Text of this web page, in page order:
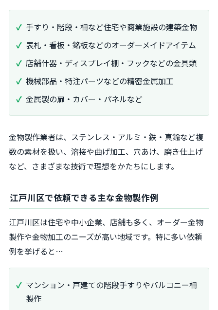
手すり・階段・柵など住宅や商業施設の建築金物
表札・看板・銘板などのオーダーメイドアイテム
店舗什器・ディスプレイ棚・フックなどの金具類
機械部品・特注パーツなどの精密金属加工
金属製の扉・カバー・パネルなど
金物製作業者は、ステンレス・アルミ・鉄・真鍮など複
数の素材を扱い、溶接や曲げ加工、穴あけ、磨き仕上げ
など、さまざまな技術で理想をかたちにします。
江戸川区で依頼できる主な金物製作例
江戸川区は住宅や中小企業、店舗も多く、オーダー金物
製作や金物加工のニーズが高い地域です。特に多い依頼
例を挙げると…
マンション・戸建ての階段手すりやバルコニー柵
製作